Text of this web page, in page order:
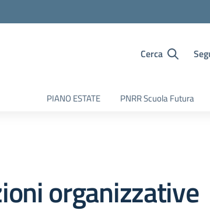
Cerca
PIANO ESTATE PNRR Scuola Futura
organizzative